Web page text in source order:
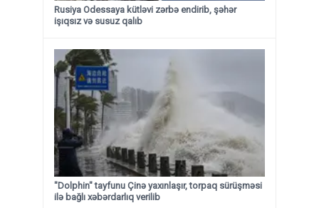
Rusiya Odessaya kütləvi zərbə endirib, şəhər
işıqsız və susuz qalıb
"Dolphin" tayfunu Çinə yaxınlaşır, torpaq sürüşməsi
ilə bağlı xəbərdarlıq verilib